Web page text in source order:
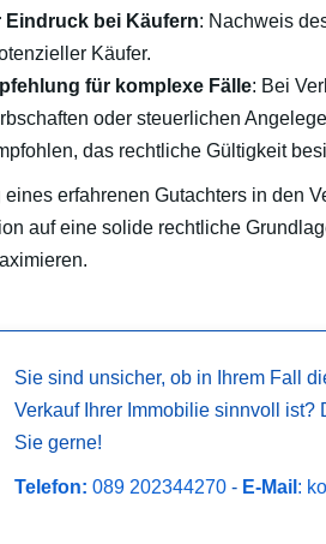
Eindruck bei Käufern: Nachweis
Käufer.
für komplexe Fälle: Bei
oder steuerlichen
das rechtliche Gültigkeit
erfahrenen Gutachters in den
auf eine solide rechtliche
Sie sind unsicher, ob in Ihrem Fall
Verkauf Ihrer Immobilie sinnvoll ist?
Sie gerne!
Telefon: 089 202344270- E-Mail :